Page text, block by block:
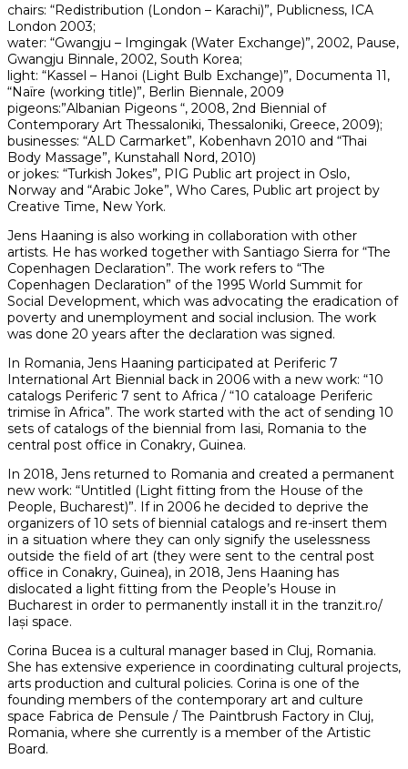
chairs: “Redistribution (London – Karachi)”, Publicness, ICA
London 2003;
water: “Gwangju – Imgingak (Water Exchange)”, 2002, Pause,
Gwangju Binnale, 2002, South Korea;
light: “Kassel – Hanoi (Light Bulb Exchange)”, Documenta 11,
“Naïre (working title)”, Berlin Biennale, 2009
pigeons:”Albanian Pigeons “, 2008, 2nd Biennial of
Contemporary Art Thessaloniki, Thessaloniki, Greece, 2009);
businesses: “ALD Carmarket”, Kobenhavn 2010 and “Thai
Body Massage”, Kunstahall Nord, 2010)
or jokes: “Turkish Jokes”, PIG Public art project in Oslo,
Norway and “Arabic Joke”, Who Cares, Public art project by
Creative Time, New York.
Jens Haaning is also working in collaboration with other
artists. He has worked together with Santiago Sierra for “The
Copenhagen Declaration”. The work refers to “The
Copenhagen Declaration” of the 1995 World Summit for
Social Development, which was advocating the eradication of
poverty and unemployment and social inclusion. The work
was done 20 years after the declaration was signed.
In Romania, Jens Haaning participated at Periferic 7
International Art Biennial back in 2006 with a new work: “10
catalogs Periferic 7 sent to Africa / “10 cataloage Periferic
trimise în Africa”. The work started with the act of sending 10
sets of catalogs of the biennial from Iasi, Romania to the
central post office in Conakry, Guinea.
In 2018, Jens returned to Romania and created a permanent
new work: “Untitled (Light fitting from the House of the
People, Bucharest)”. If in 2006 he decided to deprive the
organizers of 10 sets of biennial catalogs and re-insert them
in a situation where they can only signify the uselessness
outside the field of art (they were sent to the central post
office in Conakry, Guinea), in 2018, Jens Haaning has
dislocated a light fitting from the People’s House in
Bucharest in order to permanently install it in the tranzit.ro/
Iași space.
Corina Bucea is a cultural manager based in Cluj, Romania.
She has extensive experience in coordinating cultural projects,
arts production and cultural policies. Corina is one of the
founding members of the contemporary art and culture
space Fabrica de Pensule / The Paintbrush Factory in Cluj,
Romania, where she currently is a member of the Artistic
Board.